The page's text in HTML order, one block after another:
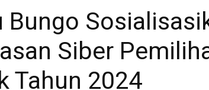
Bungo
Siber
Tahun 2024